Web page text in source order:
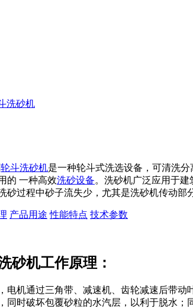
洗砂机
轮斗洗砂机是一种轮斗式洗选设备，可清洗
的 一种高效洗砂设备。洗砂机广泛应用于
砂过程中砂子流失少，尤其是洗砂机传动部
产品用途 性能特点 技术参数
砂机工作原理：
电机通过三角带、减速机、齿轮减速后带
同时破坏包覆砂粒的水汽层，以利于脱水